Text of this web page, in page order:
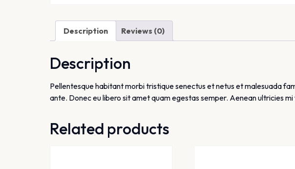
Description Reviews (0)
Description
Pellentesque habitant morbi tristique senectus et netus et malesuada
ante. Donec eu libero sit amet quam egestas semper. Aenean ultricies
Related products